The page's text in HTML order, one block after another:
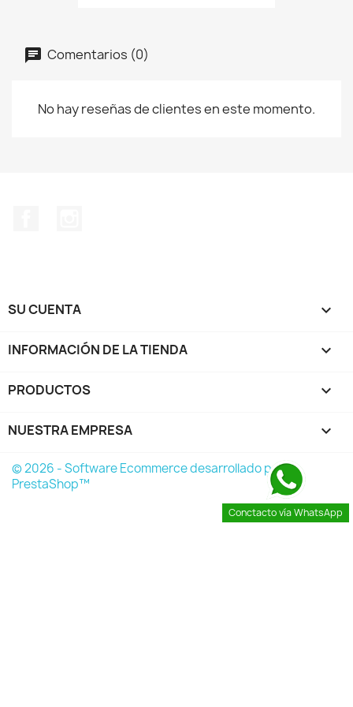
Comentarios (0)
No hay reseñas de clientes en este momento.
SU CUENTA 
INFORMACIÓN DE LA TIENDA keyboard_arrow_down
PRODUCTOS 
NUESTRA EMPRESA 
© 2026 - Software Ecommerce desarrollado por
PrestaShop™
Conctacto vía WhatsApp